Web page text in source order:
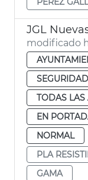
JGL
modificado
TODAS LAS
EN
NORMAL
PLA
GAMA